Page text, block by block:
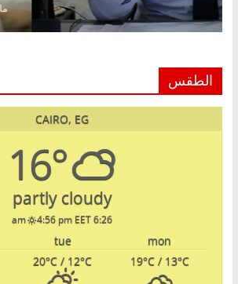
22 فبراير، 2026
الطقس
CAIRO, EG
16°
partly cloudy
6:26 am
4:56 pm EET
mon
tue
19°C/ 13°C
20°C / 12°C